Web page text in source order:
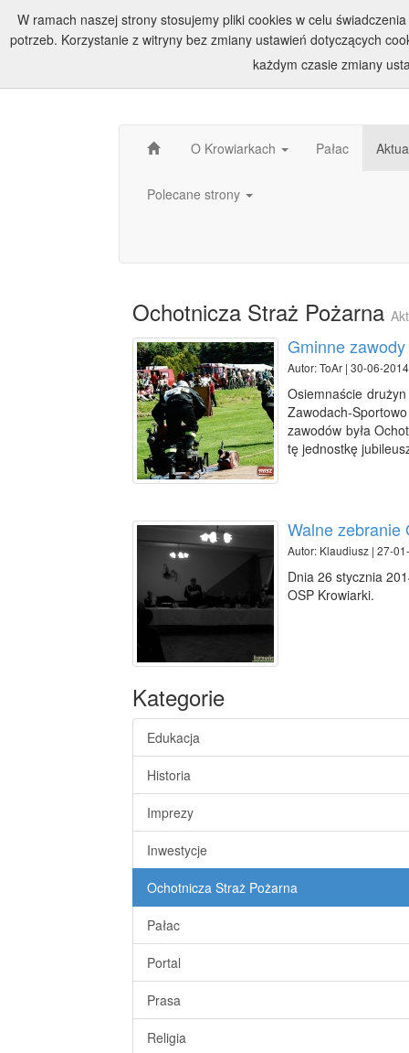
O Krowiarkach Pałac
Polecane strony
Ochotnicza Straż Pożarna
Gminne
Autor: ToAr | 30-06-
Osiemnaście
Zawodach-
zawodów była
tę jednostkę
Walne zebranie
Autor: Klaudiusz | 27-
Dnia 26 stycznia
OSP Krowiarki.
Kategorie
Edukacja
Historia
Imprezy
Inwestycje
Ochotnicza Straż Pożarna
Pałac
Portal
Prasa
Religia
W ramach naszej strony stosujemy pliki cookies w celu
potrzeb. Korzystanie z witryny bez zmiany ustawień dotyczących
każdym czasie zmiany